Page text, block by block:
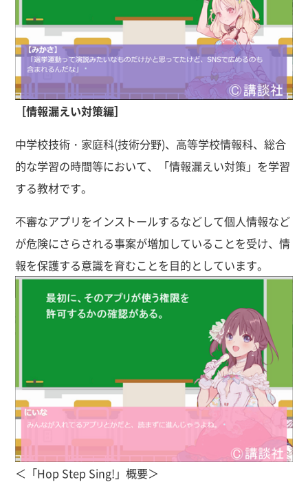
［情報漏えい対策編］
中学校技術・家庭科(技術分野)、高等学校情報科、総合
的な学習の時間等において、「情報漏えい対策」を学習
する教材です。
不審なアプリをインストールするなどして個人情報など
が危険にさらされる事案が増加していることを受け、情
報を保護する意識を育むことを目的としています。
＜「Hop Step Sing!」概要＞